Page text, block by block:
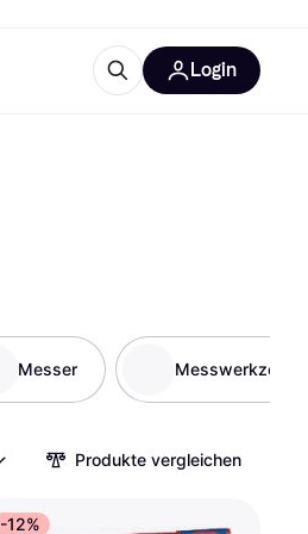
Login
Messer Messwerkzeuge
Produkte vergleichen
-12%